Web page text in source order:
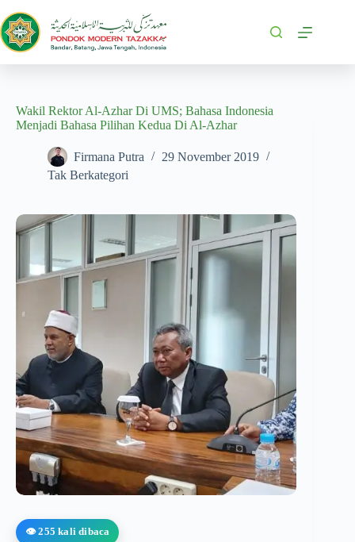
Wakil Rektor Al-Azhar Di UMS; Bahasa Indonesia
Menjadi Bahasa Pilihan Kedua Di Al-Azhar
Firmana Putra
29 November 2019
Tak Berkategori
👁️ 255 kali dibaca